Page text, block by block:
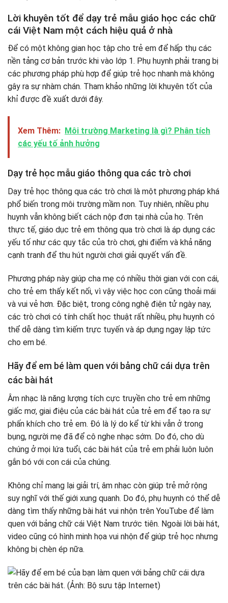
Lời khuyên tốt để dạy trẻ mẫu giáo học các chữ
cái Việt Nam một cách hiệu quả ở nhà
Để có một không gian học tập cho trẻ em để hấp thụ các
nền tảng cơ bản trước khi vào lớp 1. Phụ huynh phải trang bị
các phương pháp phù hợp để giúp trẻ học nhanh mà không
gây ra sự nhàm chán. Tham khảo những lời khuyên tốt của
khỉ được đề xuất dưới đây.
Xem Thêm: Môi trường Marketing là gì? Phân tích
các yếu tố ảnh hưởng
Dạy trẻ học mẫu giáo thông qua các trò chơi
Dạy trẻ học thông qua các trò chơi là một phương pháp khá
phổ biến trong môi trường mầm non. Tuy nhiên, nhiều phụ
huynh vẫn không biết cách nộp đơn tại nhà của họ. Trên
thực tế, giáo dục trẻ em thông qua trò chơi là áp dụng các
yếu tố như các quy tắc của trò chơi, ghi điểm và khả năng
cạnh tranh để thu hút người chơi giải quyết vấn đề.
Phương pháp này giúp cha mẹ có nhiều thời gian với con cái,
cho trẻ em thấy kết nối, vì vậy việc học con cũng thoải mái
và vui vẻ hơn. Đặc biệt, trong công nghệ điện tử ngày nay,
các trò chơi có tính chất học thuật rất nhiều, phụ huynh có
thể dễ dàng tìm kiếm trực tuyến và áp dụng ngay lập tức
cho em bé.
Hãy để em bé làm quen với bảng chữ cái dựa trên
các bài hát
Âm nhạc là năng lượng tích cực truyền cho trẻ em những
giấc mơ, giai điệu của các bài hát của trẻ em để tạo ra sự
phấn khích cho trẻ em. Đó là lý do kể từ khi vẫn ở trong
bụng, người mẹ đã để cô nghe nhạc sớm. Do đó, cho dù
chúng ở mọi lứa tuổi, các bài hát của trẻ em phải luôn luôn
gắn bó với con cái của chúng.
Không chỉ mang lại giải trí, âm nhạc còn giúp trẻ mở rộng
suy nghĩ với thế giới xung quanh. Do đó, phụ huynh có thể dễ
dàng tìm thấy những bài hát vui nhộn trên YouTube để làm
quen với bảng chữ cái Việt Nam trước tiên. Ngoài lời bài hát,
video cũng có hình minh họa vui nhộn để giúp trẻ học nhưng
không bị chèn ép nữa.